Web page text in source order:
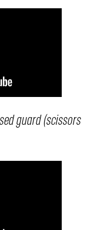
guard (scissors